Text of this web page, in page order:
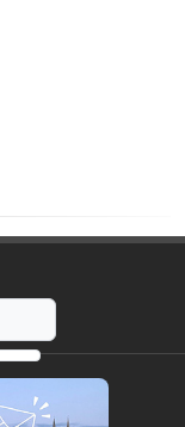
https://radio-g.fr?15595